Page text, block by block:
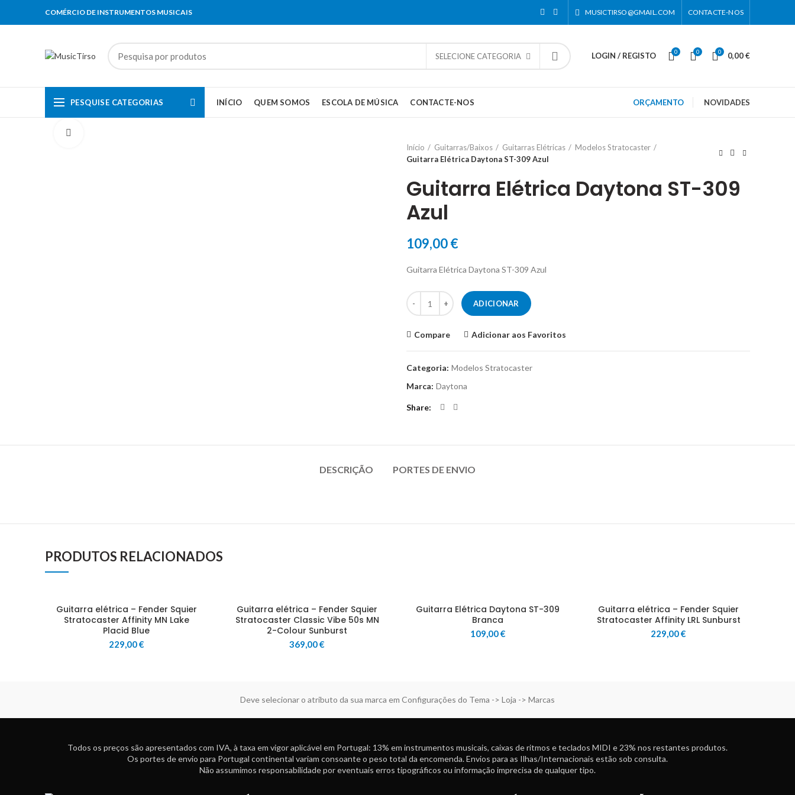
COMÉRCIO DE INSTRUMENTOS MUSICAIS MUSICTIRSO@GMAIL.COM CONTACTE-NOS
SELECIONE CATEGORIA LOGIN / REGISTO 0 0 0 0,00€
PESQUISE CATEGORIAS INÍCIO QUEM SOMOS ESCOLA DE MÚSICA CONTACTE-NOS ORÇAMENTO NOVIDADES
Início
Guitarras/Baixos Guitarras Elétricas
Modelos Stratocaster
Guitarra Elétrica Daytona ST-309 Azul
Guitarra Elétrica Daytona ST-309
Azul
109,00€
Guitarra Elétrica Daytona ST-309 Azul
Quantidade de Guitarra Elétrica Daytona ST-309 Azul
ADICIONAR
Compare Adicionar aos Favoritos
Categoria: Modelos Stratocaster
Marca: Daytona
Share
DESCRIÇÃO PORTES DE ENVIO
PRODUTOS RELACIONADOS
Guitarra elétrica – Fender Squier
Stratocaster Affinity MN Lake
Placid Blue
229,00€
Guitarra elétrica – Fender Squier
Stratocaster Classic Vibe 50s MN
2-Colour Sunburst
369,00€
Guitarra Elétrica Daytona ST-309
Branca
109,00€
Guitarra elétrica – Fender Squier
Stratocaster Affinity LRL Sunburst
229,00€
Deve selecionar o atributo da sua marca em Configurações do Tema -> Loja -> Marcas
Todos os preços são apresentados com IVA, à taxa em vigor aplicável em Portugal: 13% em instrumentos musicais, caixas de ritmos e teclados MIDI e 23% nos restantes produtos.
Os portes de envio para Portugal continental variam consoante o peso total da encomenda. Envios para as Ilhas/Internacionais estão sob consulta.
Não assumimos responsabilidade por eventuais erros tipográficos ou informação imprecisa de qualquer tipo.